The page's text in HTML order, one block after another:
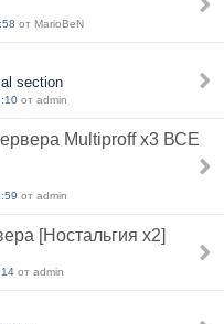
от MarioBeN
section
от admin
Multiproff x3 ВСЕ
от admin
[Ностальгия х2]
от admin